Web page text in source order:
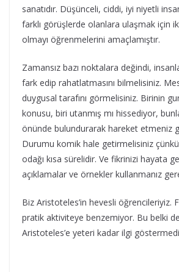
sanatıdır. Düşünceli, ciddi, iyi niyetli
farklı görüşlerde olanlara ulaşmak için
olmayı öğrenmelerini amaçlamıştır.
Zamansız bazı noktalara değindi,
fark edip rahatlatmasını bilmelisiniz.
duygusal tarafını görmelisiniz. Birinin
konusu, biri utanmış mı hissediyor,
önünde bulundurarak hareket etmeniz
Durumu komik hale getirmelisiniz çünkü
odağı kısa sürelidir. Ve fikrinizi hayata
açıklamalar ve örnekler kullanmanız
Biz Aristoteles’in hevesli öğrencileriyiz.
pratik aktiviteye benzemiyor. Bu belki
Aristoteles’e yeteri kadar ilgi